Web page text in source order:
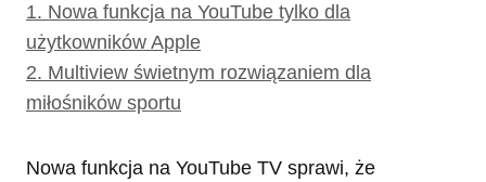
1. Nowa funkcja na YouTube tylko dla
użytkowników Apple
2. Multiview świetnym rozwiązaniem dla
miłośników sportu
Nowa funkcja na YouTube TV sprawi, że